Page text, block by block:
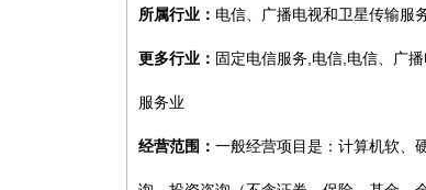
所属行业： 电信、广播电视和卫星传输服
更多行业： 固定电信服务,电信,电信、广
服务业
经营范围： 一般经营项目是：计算机软、